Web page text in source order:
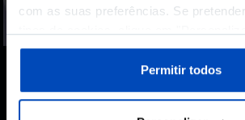
com as suas preferências. Se
sobre cookies através da gestão de
Política de Cookies.
Permitir todos
Entre riscos e pressão: